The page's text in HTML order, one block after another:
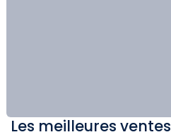
Les meilleures ventes